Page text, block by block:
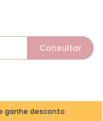
e ganhe desconto